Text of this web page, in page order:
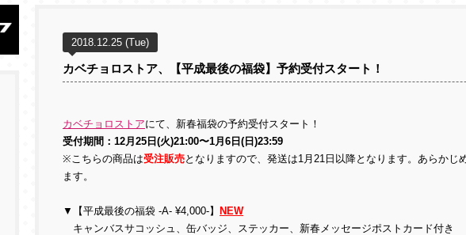
2018.12.25 (Tue)
カベチョロストア、【平成最後の福袋】予約受付スタート！
カベチョロストアにて、新春福袋の予約受付スタート！
受付期間：12月25日(火)21:00〜1月6日(日)23:59
※こちらの商品は受注販売となりますので、発送は1月21日以降となります。あらかじ
ます。
▼【平成最後の福袋 -A- ¥4,000-】
NEW
キャンバスサコッシュ、缶バッジ、ステッカー、新春メッセージポストカード付き